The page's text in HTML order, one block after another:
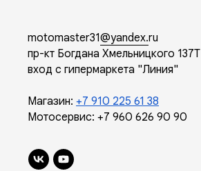
motomaster31@yandex.ru
пр-кт Богдана Хмельницкого 137Т
вход с гипермаркета "Линия"
Магазин: +7 910 225 61 38
Мотосервис: +7 960 626 90 90